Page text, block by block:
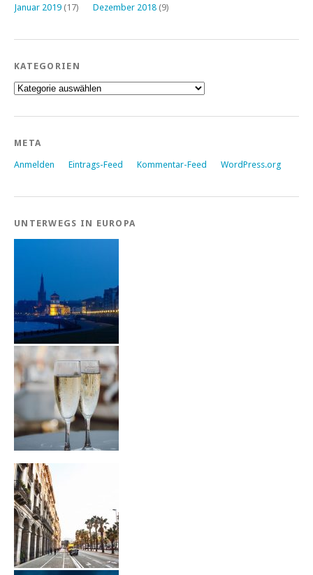
Januar 2019 (17) Dezember 2018 (9)
KATEGORIEN
Kategorien
META
Anmelden Eintrags-Feed Kommentar-Feed WordPress.org
UNTERWEGS IN EUROPA